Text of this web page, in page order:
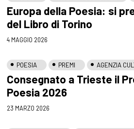
Europa della Poesia: si
del Libro di Torino
4 MAGGIO 2026
POESIA PREMI AGENZIA
Consegnato a Trieste il
Poesia 2026
23 MARZO 2026